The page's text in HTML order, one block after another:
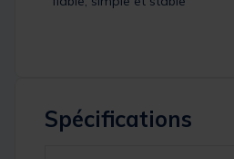
Spécifications